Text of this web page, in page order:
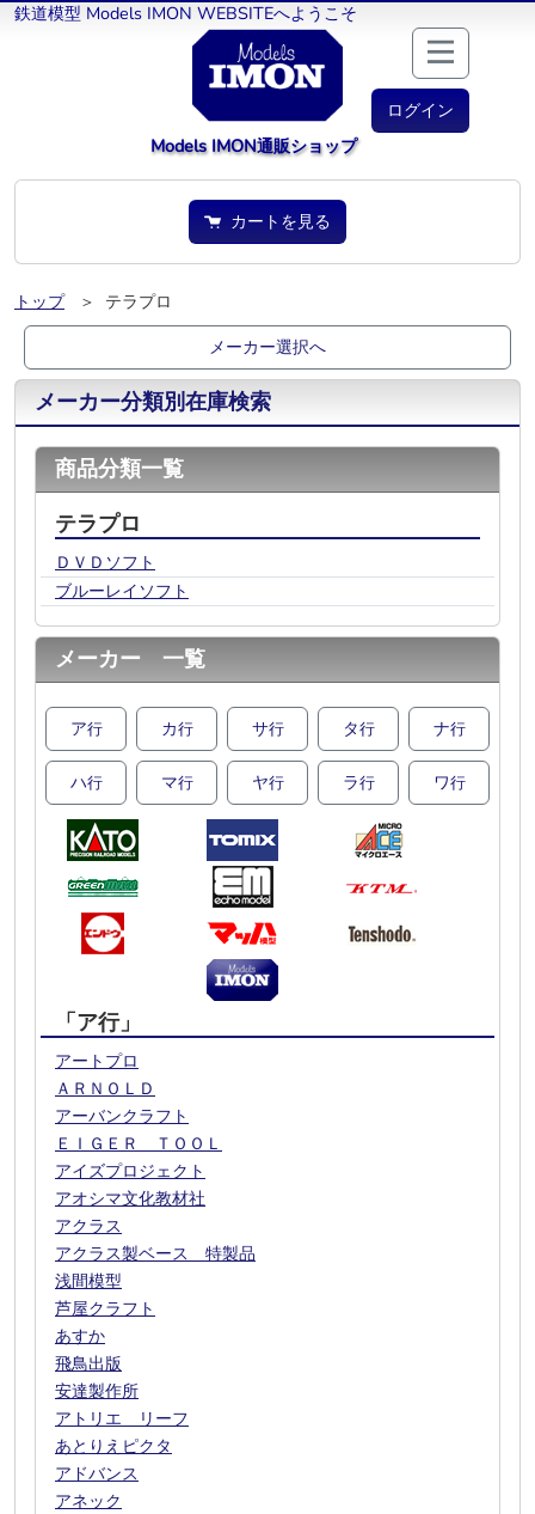
鉄道模型 Models IMON WEBSITEへようこそ
ログイン
Models IMON通販ショップ
カートを見る
トップ
＞ テラプロ
メーカー選択へ
メーカー分類別在庫検索
商品分類一覧
テラプロ
ＤＶＤソフト
ブルーレイソフト
メーカー 一覧
ア行 カ行 サ行 タ行 ナ行
ハ行 マ行 ヤ行 ラ行 ワ行
「ア行」
アートプロ
ＡＲＮＯＬＤ
アーバンクラフト
ＥＩＧＥＲ ＴＯＯＬ
アイズプロジェクト
アオシマ文化教材社
アクラス
アクラス製ベース 特製品
浅間模型
芦屋クラフト
あすか
飛鳥出版
安達製作所
アトリエ リーフ
あとりえピクタ
アドバンス
アネック